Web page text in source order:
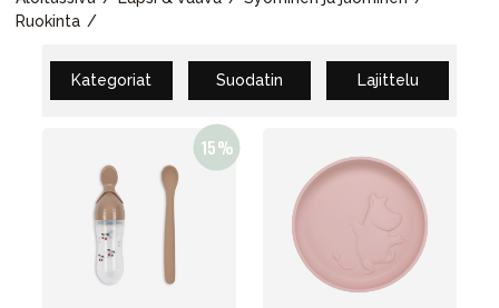
Ruokinta
Kategoriat Suodatin Lajittelu
Lapsi & vauva
Lelut ja pelit
Äiti & Isä
Huonekalut & vuodevaatteet
Tarvikkeet